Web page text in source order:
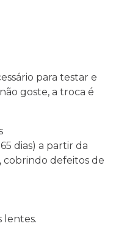
para testar e
goste, a troca é
dias) a partir da
defeitos de
lentes.